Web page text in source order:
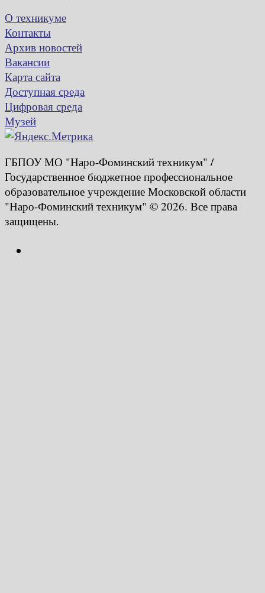
О техникуме
Контакты
Архив новостей
Вакансии
Карта сайта
Доступная среда
Цифровая среда
Музей
ГБПОУ МО "Наро-Фоминский техникум" /
Государственное бюджетное профессиональное
образовательное учреждение Московской области
"Наро-Фоминский техникум" © 2026. Все права
защищены.